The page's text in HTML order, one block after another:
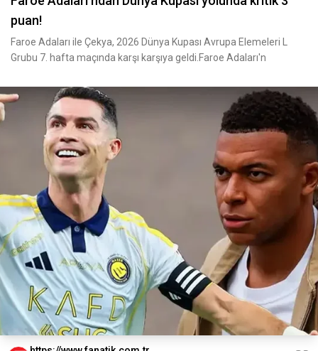
puan!
Faroe Adaları ile Çekya, 2026 Dünya Kupası Avrupa Elemeleri L
Grubu 7. hafta maçında karşı karşıya geldi.Faroe Adaları'n